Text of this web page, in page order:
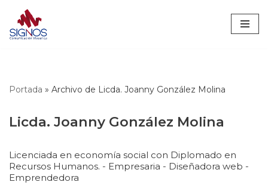
Saltar
al
Portada » Archivo de Licda. Joanny González Molina
Licda. Joanny González Molina
Licenciada en economía social con Diplomado en
Recursos Humanos. - Empresaria - Diseñadora web -
Emprendedora